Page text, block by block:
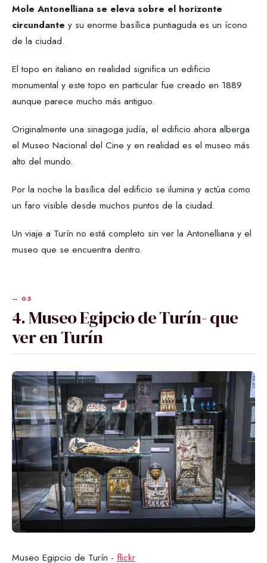
Mole Antonelliana se eleva sobre el horizonte
circundante y su enorme basílica puntiaguda es un ícono
de la ciudad.
El topo en italiano en realidad significa un edificio
monumental y este topo en particular fue creado en 1889
aunque parece mucho más antiguo.
Originalmente una sinagoga judía, el edificio ahora alberga
el Museo Nacional del Cine y en realidad es el museo más
alto del mundo.
Por la noche la basílica del edificio se ilumina y actúa como
un faro visible desde muchos puntos de la ciudad.
Un viaje a Turín no está completo sin ver la Antonelliana y el
museo que se encuentra dentro.
4. Museo Egipcio de Turín- que
ver en Turín
Museo Egipcio de Turín - flickr